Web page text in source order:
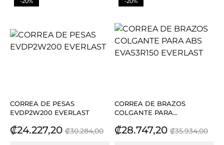
CORREA DE PESAS
EVDP2W200 EVERLAST
Precio
₡24.227,20 Precio
₡30.284,00
CORREA DE BRAZOS
COLGANTE PARA...
Precio
₡28.747,20 Precio
₡35.934,00